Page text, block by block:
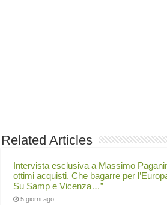
Related Articles
Intervista esclusiva a Massimo
ottimi acquisti. Che bagarre per
Su Samp e Vicenza…”
5 giorni ago